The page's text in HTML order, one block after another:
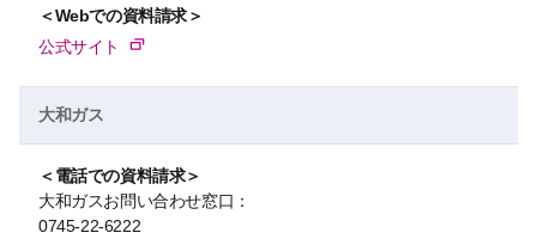
＜Webでの資料請求＞
公式サイト
大和ガス
＜電話での資料請求＞
大和ガスお問い合わせ窓口：
0745-22-6222